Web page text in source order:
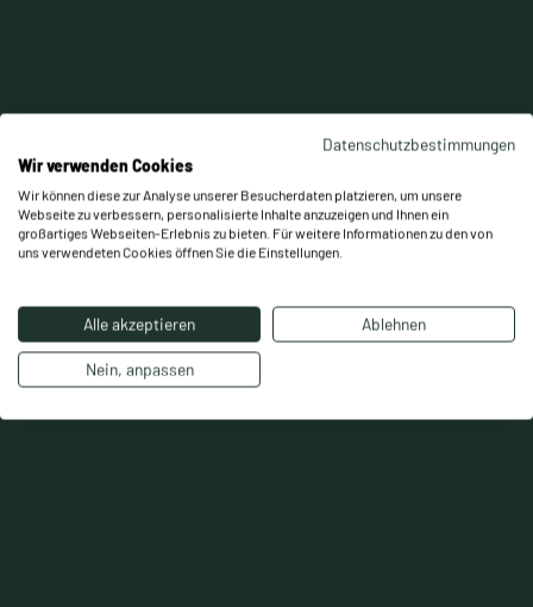
Slide 2 of 5.
Datenschutzbestimmungen
Wir verwenden Cookies
Wir können diese zur Analyse unserer Besucherdaten platzieren, um unsere
Webseite zu verbessern, personalisierte Inhalte anzuzeigen und Ihnen ein
großartiges Webseiten-Erlebnis zu bieten. Für weitere Informationen zu den von
uns verwendeten Cookies öffnen Sie die Einstellungen.
Alle akzeptieren Ablehnen
Nein, anpassen